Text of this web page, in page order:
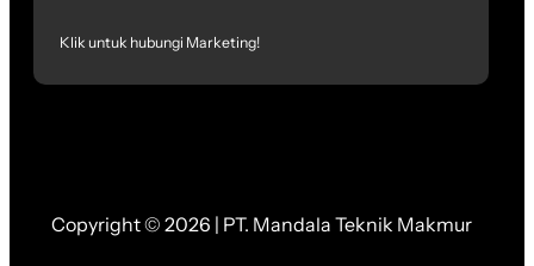
Klik untuk hubungi Marketing!
Copyright © 2026 | PT. Mandala Teknik Makmur